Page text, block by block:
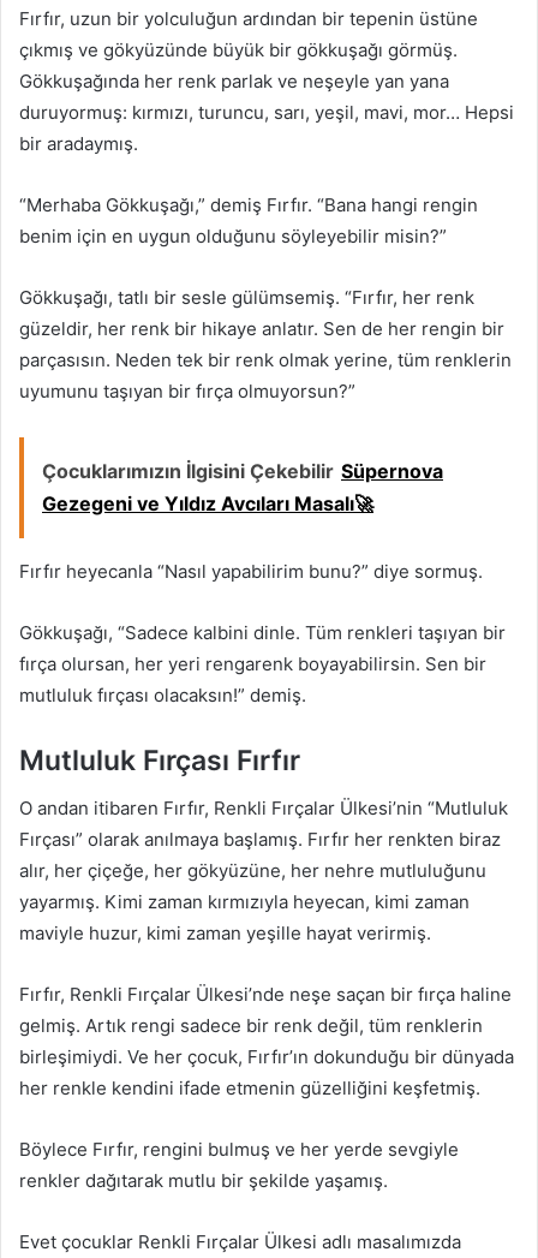
Fırfır, uzun bir yolculuğun ardından bir tepenin üstüne
çıkmış ve gökyüzünde büyük bir gökkuşağı görmüş.
Gökkuşağında her renk parlak ve neşeyle yan yana
duruyormuş: kırmızı, turuncu, sarı, yeşil, mavi, mor… Hepsi
bir aradaymış.
“Merhaba Gökkuşağı,” demiş Fırfır. “Bana hangi rengin
benim için en uygun olduğunu söyleyebilir misin?”
Gökkuşağı, tatlı bir sesle gülümsemiş. “Fırfır, her renk
güzeldir, her renk bir hikaye anlatır. Sen de her rengin bir
parçasısın. Neden tek bir renk olmak yerine, tüm renklerin
uyumunu taşıyan bir fırça olmuyorsun?”
Çocuklarımızın İlgisini Çekebilir Süpernova
Gezegeni ve Yıldız Avcıları Masalı🚀
Fırfır heyecanla “Nasıl yapabilirim bunu?” diye sormuş.
Gökkuşağı, “Sadece kalbini dinle. Tüm renkleri taşıyan bir
fırça olursan, her yeri rengarenk boyayabilirsin. Sen bir
mutluluk fırçası olacaksın!” demiş.
Mutluluk Fırçası Fırfır
O andan itibaren Fırfır, Renkli Fırçalar Ülkesi’nin “Mutluluk
Fırçası” olarak anılmaya başlamış. Fırfır her renkten biraz
alır, her çiçeğe, her gökyüzüne, her nehre mutluluğunu
yayarmış. Kimi zaman kırmızıyla heyecan, kimi zaman
maviyle huzur, kimi zaman yeşille hayat verirmiş.
Fırfır, Renkli Fırçalar Ülkesi’nde neşe saçan bir fırça haline
gelmiş. Artık rengi sadece bir renk değil, tüm renklerin
birleşimiydi. Ve her çocuk, Fırfır’ın dokunduğu bir dünyada
her renkle kendini ifade etmenin güzelliğini keşfetmiş.
Böylece Fırfır, rengini bulmuş ve her yerde sevgiyle
renkler dağıtarak mutlu bir şekilde yaşamış.
Evet çocuklar Renkli Fırçalar Ülkesi adlı masalımızda